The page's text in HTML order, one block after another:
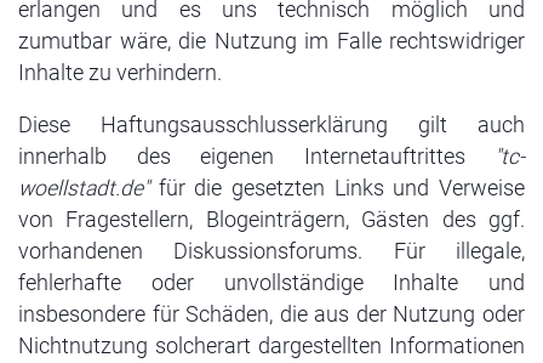
erlangen und es uns technisch möglich und
zumutbar wäre, die Nutzung im Falle rechtswidriger
Inhalte zu verhindern.
Diese Haftungsausschlusserklärung gilt auch
innerhalb des eigenen Internetauftrittes
"tc-
woellstadt.de"für die gesetzten Links und Verweise
von Fragestellern, Blogeinträgern, Gästen des ggf.
vorhandenen Diskussionsforums. Für illegale,
fehlerhafte oder unvollständige Inhalte und
insbesondere für Schäden, die aus der Nutzung oder
Nichtnutzung solcherart dargestellten Informationen